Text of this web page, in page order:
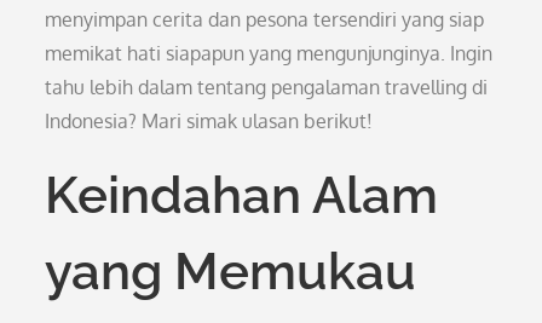
menyimpan cerita dan pesona tersendiri yang siap
memikat hati siapapun yang mengunjunginya. Ingin
tahu lebih dalam tentang pengalaman travelling di
Indonesia? Mari simak ulasan berikut!
Keindahan Alam
yang Memukau